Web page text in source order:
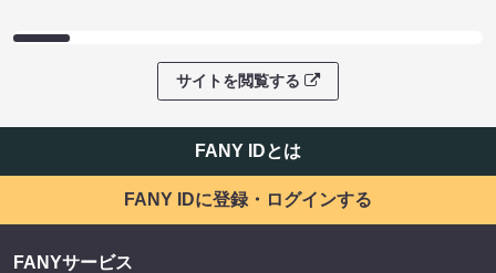
サイトを閲覧する
FANY IDとは
FANY IDに登録・ログインする
FANYサービス